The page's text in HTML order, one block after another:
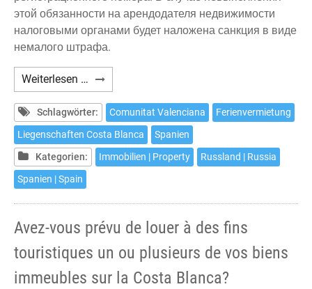
этой обязанности на арендодателя недвижимости
налоговыми органами будет наложена санкция в виде
немалого штрафа.
Weiterlesen … ¿Вы
собственник
одного
или
нескольких
объектов
Бланке
планируете
сдавать
Schlagwörter: Comunitat Valenciana
Ferienvermietung
Liegenschaften Costa Blanca
Spanien
Kategorien:
Immobilien | Property
Russland | Russia
Spanien | Spain
Avez-vous prévu de louer à des fins
touristiques un ou plusieurs de vos biens
immeubles sur la Costa Blanca?